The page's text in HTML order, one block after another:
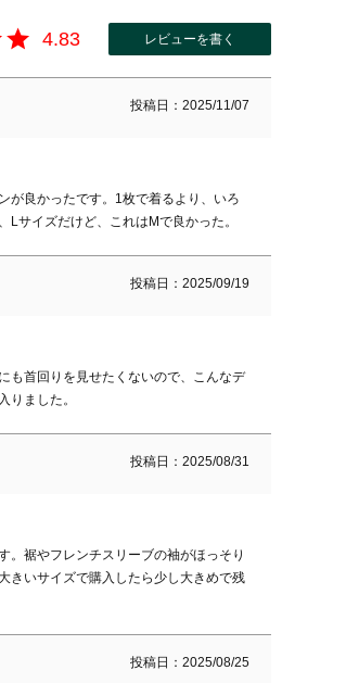
4.83
投稿日 2025/11/07
が良かったです。1枚で着るより、いろ
サイズだけど、これはMで良かった。
投稿日 2025/09/19
も首回りを見せたくないので、こんなデ
りました。
投稿日 2025/08/31
。裾やフレンチスリーブの袖がほっそり
きいサイズで購入したら少し大きめで残
投稿日 2025/08/25
レビューを書く